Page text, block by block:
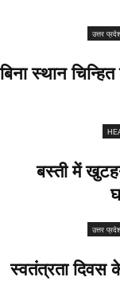
उत्तर
बिना स्थान
बस्ती में
उत्तर
स्वतंत्रता